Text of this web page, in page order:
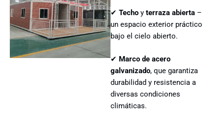
✔Techo yterraza abierta –
un espacio exterior práctico
bajo el cielo abierto.
✔ Marco de acero
galvanizado, que garantiza
durabilidad y resistencia a
diversas condiciones
climáticas.